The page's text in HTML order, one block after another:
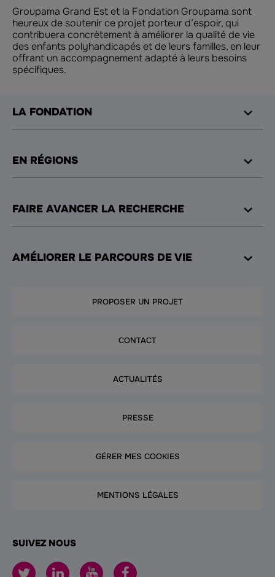
Groupama Grand Est et la Fondation Groupama sont
heureux de soutenir ce projet porteur d’espoir, qui
contribuera concrètement à améliorer la qualité de vie
des enfants polyhandicapés et de leurs familles, en leur
offrant un accompagnement adapté à leurs besoins
spécifiques.
LA FONDATION
EN RÉGIONS
FAIRE AVANCER LA RECHERCHE
AMÉLIORER LE PARCOURS DE VIE
SUIVEZ NOUS
PROPOSER UN PROJET
CONTACT
ACTUALITÉS
PRESSE
GÉRER MES COOKIES
MENTIONS LÉGALES